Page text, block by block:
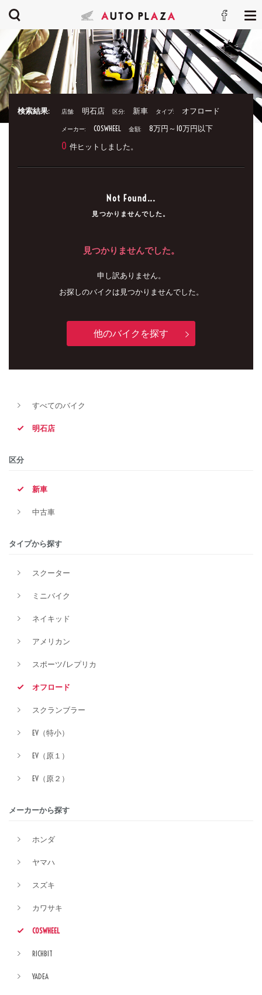
検索結果: 店舗: 明石店 区分: 新車 タイプ: オフロード
メーカー: COSWHEEL 金額: 8万円～10万円以下
0 件ヒットしました。
Not Found...
見つかりませんでした。
見つかりませんでした。
申し訳ありません。
お探しのバイクは見つかりませんでした。
他のバイクを探す
すべてのバイク
明石店
区分
新車
中古車
タイプから探す
スクーター
ミニバイク
ネイキッド
アメリカン
スポーツ/レプリカ
オフロード
スクランブラー
EV（特小）
EV（原１）
EV（原２）
メーカーから探す
ホンダ
ヤマハ
スズキ
カワサキ
COSWHEEL
RICHBIT
YADEA
メーカー
価格